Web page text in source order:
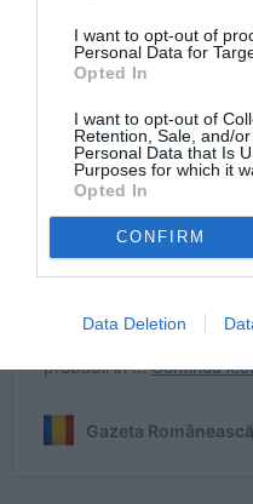
I want to opt-out of
Personal Data for
Opted In
I want to opt-out of
Retention, Sale, and/
Personal Data that Is
Purposes for which it
Opted In
CONFIRM
Data Deletion